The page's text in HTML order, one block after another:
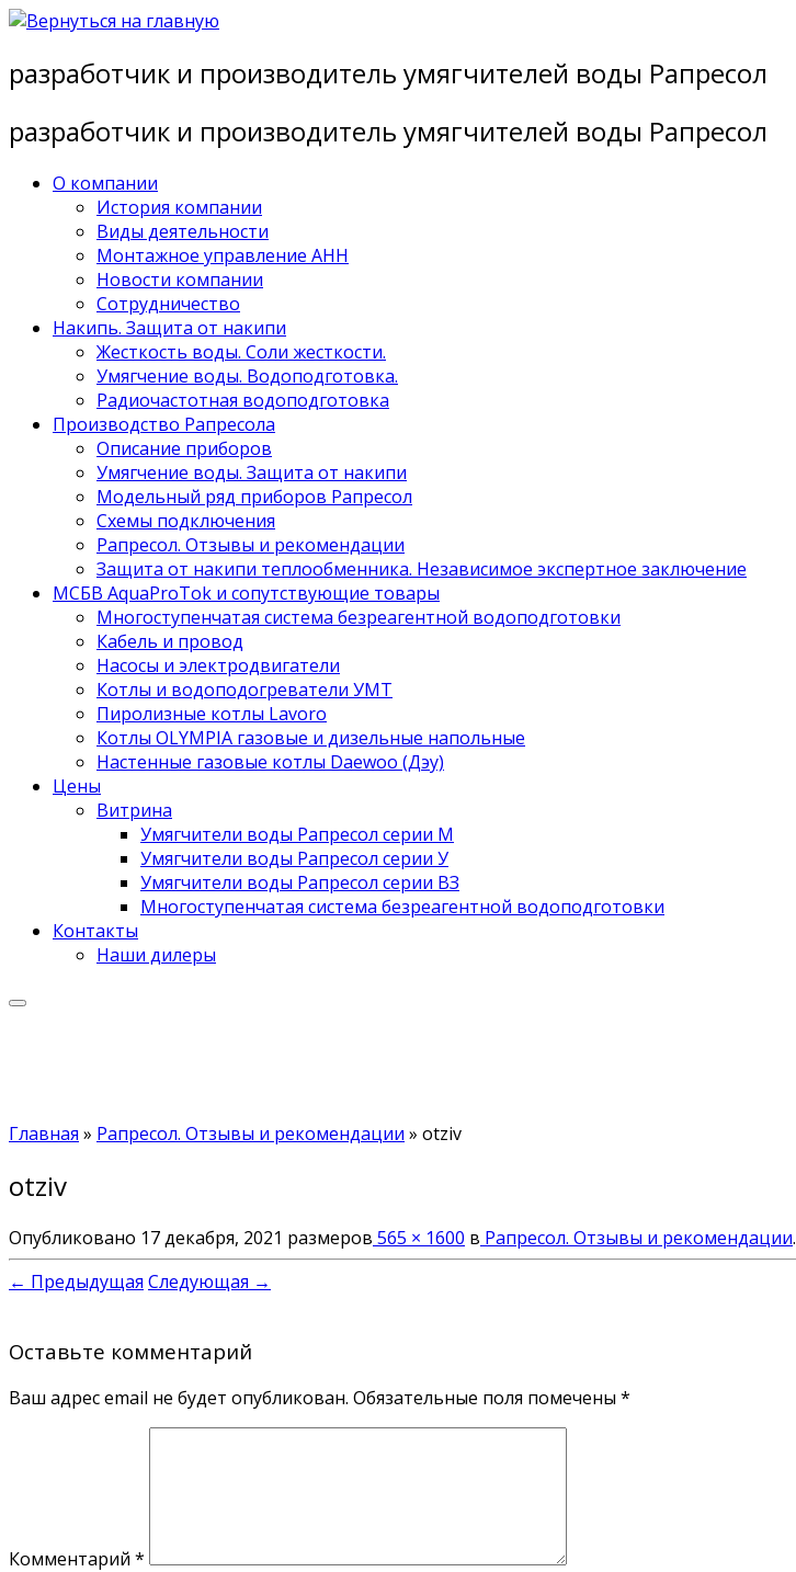
Перейти
содержимому
разработчик и производитель умягчителей воды Рапресол
разработчик и производитель умягчителей воды Рапресол
О компании
История компании
Виды деятельности
Монтажное управление АНН
Новости компании
Сотрудничество
Накипь. Защита от накипи
Жесткость воды. Соли жесткости.
Умягчение воды. Водоподготовка.
Радиочастотная водоподготовка
Производство Рапресола
Описание приборов
Умягчение воды. Защита от накипи
Модельный ряд приборов Рапресол
Схемы подключения
Рапресол. Отзывы и рекомендации
Защита от накипи теплообменника. Независимое экспертное заключение
МСБВ AquaProTok и сопутствующие товары
Многоступенчатая система безреагентной водоподготовки
Кабель и провод
Насосы и электродвигатели
Котлы и водоподогреватели УМТ
Пиролизные котлы Lavoro
Котлы OLYMPIA газовые и дизельные напольные
Настенные газовые котлы Daewoo (Дэу)
Цены
Витрина
Умягчители воды Рапресол серии М
Умягчители воды Рапресол серии У
Умягчители воды Рапресол серии ВЗ
Многоступенчатая система безреагентной водоподготовки
Контакты
Наши дилеры
Главная » Рапресол. Отзывы и рекомендации » otziv
otziv
Опубликовано 17 декабря, 2021 размеров 565 × 1600 в Рапресол. Отзывы и рекомендации.
← Предыдущая Следующая →
Оставьте комментарий
Ваш адрес email не будет опубликован. Обязательные поля помечены *
Комментарий *